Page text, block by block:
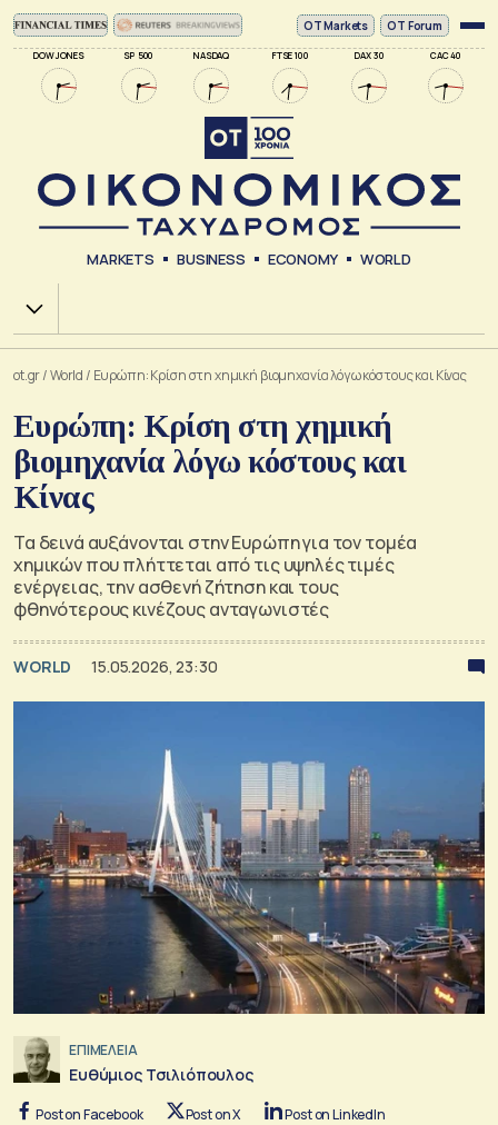
DOW JONES SP 500 NASDAQ FTSE 100 DAX 30 CAC 40
ΟΤ Markets OT Forum
MARKETS BUSINESS ECONOMY WORLD
Χ.Α.
ot.gr/World / Ευρώπη: Κρίση στη χημική βιομηχανία λόγω κόστους και Κίνας
Ευρώπη: Κρίση στη χημική
βιομηχανία λόγω κόστους και
Κίνας
Τα δεινά αυξάνονται στην Ευρώπη για τον τομέα
χημικών που πλήττεται από τις υψηλές τιμές
ενέργειας, την ασθενή ζήτηση και τους
φθηνότερους κινέζους ανταγωνιστές
WORLD 15.05.2026, 23:30
ΕΠΙΜΕΛΕΙΑ
Ευθύμιος Τσιλιόπουλος
Post on Facebook Post on X Post on LinkedIn